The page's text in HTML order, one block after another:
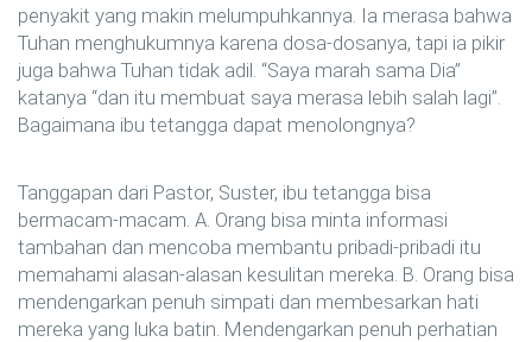
penyakit yang makin melumpuhkannya. Ia merasa bahwa
Tuhan menghukumnya karena dosa-dosanya, tapi ia pikir
juga bahwa Tuhan tidak adil. “Saya marah sama Dia”
katanya “dan itu membuat saya merasa lebih salah lagi”.
Bagaimana ibu tetangga dapat menolongnya?
Tanggapan dari Pastor, Suster, ibu tetangga bisa
bermacam-macam. A. Orang bisa minta informasi
tambahan dan mencoba membantu pribadi-pribadi itu
memahami alasan-alasan kesulitan mereka. B. Orang bisa
mendengarkan penuh simpati dan membesarkan hati
mereka yang luka batin. Mendengarkan penuh perhatian